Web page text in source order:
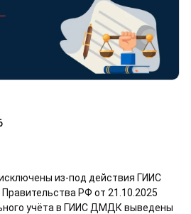
из-под действия ГИИС
РФ от 21.10.2025
учёта в ГИИС ДМДК выведены